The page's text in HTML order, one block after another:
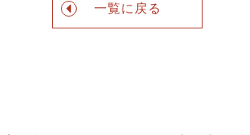
一覧に戻る